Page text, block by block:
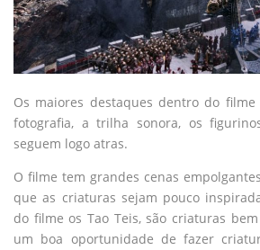
Os maiores destaques dentro do filme
fotografia, a trilha sonora, os
seguem logo atras.
O filme tem grandes cenas
que as criaturas sejam pouco
do filme os Tao Teis, são criaturas
um boa oportunidade de fazer